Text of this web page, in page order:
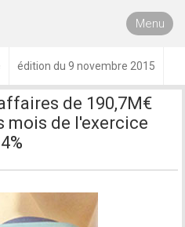
Menu
édition du 9 novembre 2015
de 190,7M€
mois de l'exercice